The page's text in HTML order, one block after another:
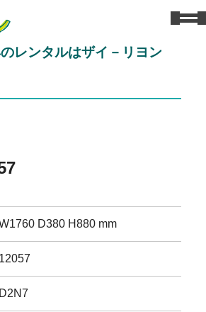
レンタルはザイ－リヨン
D380 H880 mm
12057
D2N7